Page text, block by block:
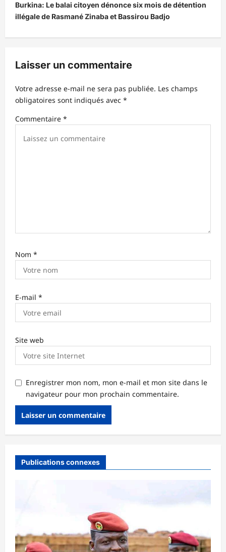
g
a
t
o
n
d
’
Burkina: Le balai citoyen dénonce six mois de détention
illégale de Rasmané Zinaba et Bassirou Badjo
Laisser un commentaire
Votre adresse e-mail ne sera pas publiée. Les champs
obligatoires sont indiqués avec *
Commentaire *
Nom *
E-mail *
Site web
Enregistrer mon nom, mon e-mail et mon site dans le
navigateur pour mon prochain commentaire.
Publications connexes